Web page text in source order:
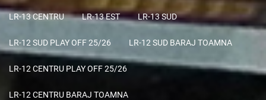
LR-13 CENTRU LR-13 EST LR-13 SUD
LR-12 SUD PLAY OFF 25/26 LR-12 SUD BARAJ TOAMNA
LR-12 CENTRU PLAY OFF 25/26
LR-12 CENTRU BARAJ TOAMNA